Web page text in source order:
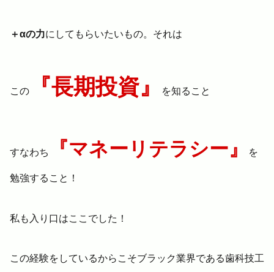
＋αの力にしてもらいたいもの。それは
この 『長期投資』 を知ること
すなわち 『マネーリテラシー』 を
勉強すること！
私も入り口はここでした！
この経験をしているからこそブラック業界である歯科技工